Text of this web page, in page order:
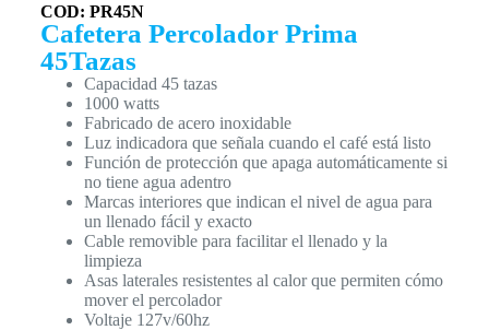
COD: PR45N
Cafetera Percolador Prima
45Tazas
Capacidad 45 tazas
1000 watts
Fabricado de acero inoxidable
Luz indicadora que señala cuando el café está listo
Función de protección que apaga automáticamente si
no tiene agua adentro
Marcas interiores que indican el nivel de agua para
un llenado fácil y exacto
Cable removible para facilitar el llenado y la
limpieza
Asas laterales resistentes al calor que permiten cómo
mover el percolador
Voltaje 127v/60hz